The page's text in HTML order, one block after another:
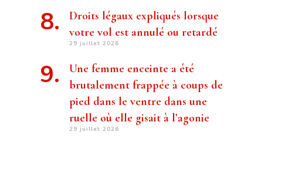
Droits légaux expliqués lorsque
votre vol est annulé ou retardé
29 juillet 2026
Une femme enceinte a été
brutalement frappée à coups de
pied dans le ventre dans une
ruelle où elle gisait à l’agonie
29 juillet 2026